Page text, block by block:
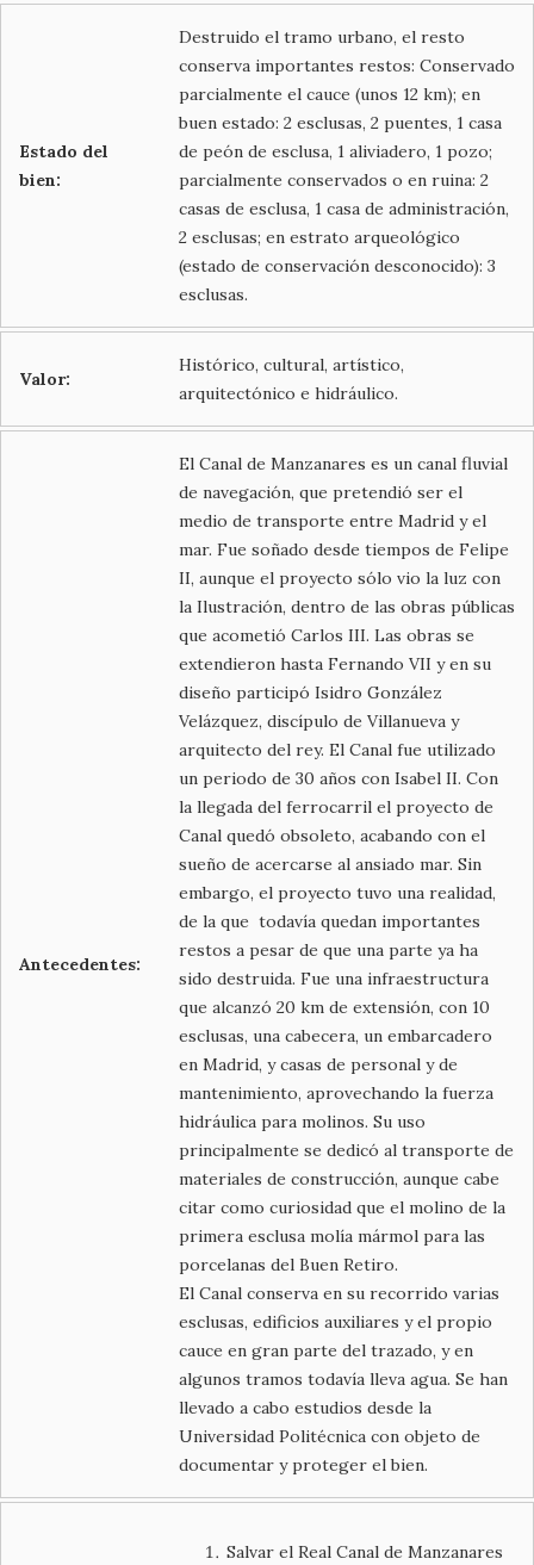
Estado del
bien:
Destruido el tramo urbano, el resto
conserva importantes restos: Conservado
parcialmente el cauce (unos 12 km); en
buen estado: 2 esclusas, 2 puentes, 1 casa
de peón de esclusa, 1 aliviadero, 1 pozo;
parcialmente conservados o en ruina: 2
casas de esclusa, 1 casa de administración,
2 esclusas; en estrato arqueológico
(estado de conservación desconocido): 3
esclusas.
Valor:
Histórico, cultural, artístico,
arquitectónico e hidráulico.
Antecedentes:
El Canal de Manzanares es un canal fluvial
de navegación, que pretendió ser el
medio de transporte entre Madrid y el
mar. Fue soñado desde tiempos de Felipe
II, aunque el proyecto sólo vio la luz con
la Ilustración, dentro de las obras públicas
que acometió Carlos III. Las obras se
extendieron hasta Fernando VII y en su
diseño participó Isidro González
Velázquez, discípulo de Villanueva y
arquitecto del rey. El Canal fue utilizado
un periodo de 30 años con Isabel II. Con
la llegada del ferrocarril el proyecto de
Canal quedó obsoleto, acabando con el
sueño de acercarse al ansiado mar. Sin
embargo, el proyecto tuvo una realidad,
de la que todavía quedan importantes
restos a pesar de que una parte ya ha
sido destruida. Fue una infraestructura
que alcanzó 20 km de extensión, con 10
esclusas, una cabecera, un embarcadero
en Madrid, y casas de personal y de
mantenimiento, aprovechando la fuerza
hidráulica para molinos. Su uso
principalmente se dedicó al transporte de
materiales de construcción, aunque cabe
citar como curiosidad que el molino de la
primera esclusa molía mármol para las
porcelanas del Buen Retiro.
El Canal conserva en su recorrido varias
esclusas, edificios auxiliares y el propio
cauce en gran parte del trazado, y en
algunos tramos todavía lleva agua. Se han
llevado a cabo estudios desde la
Universidad Politécnica con objeto de
documentar y proteger el bien.
Salvar el Real Canal de Manzanares